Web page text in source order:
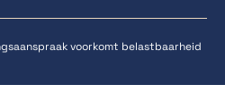
voorkomt belastbaarheid